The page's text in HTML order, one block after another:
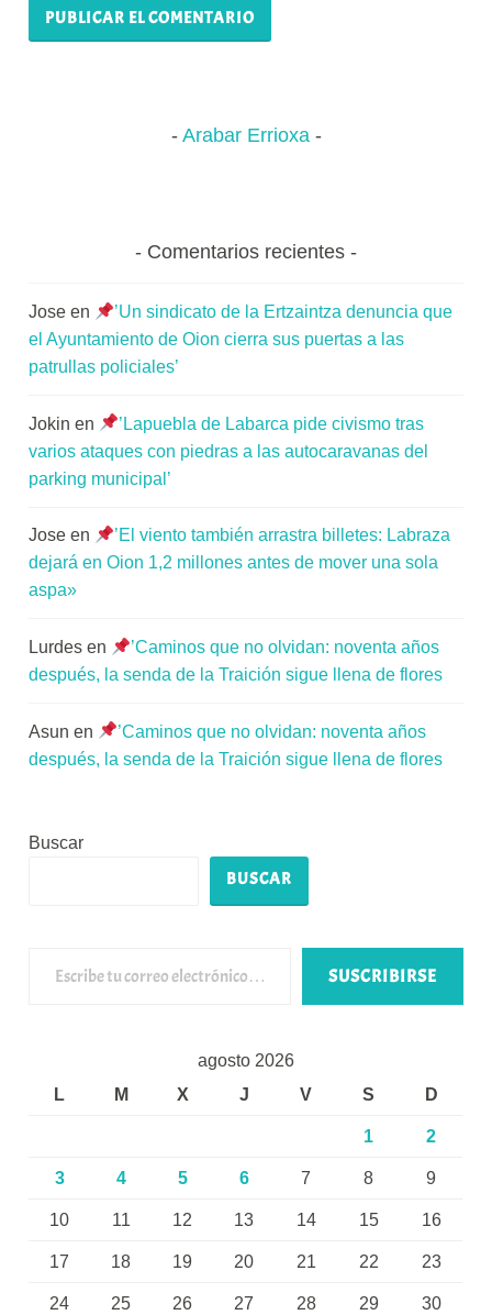
Arabar Errioxa
Comentarios recientes
Jose en
’Un sindicato de la Ertzaintza denuncia que
el Ayuntamiento de Oion cierra sus puertas a las
patrullas policiales’
Jokin en
’Lapuebla de Labarca pide civismo tras
varios ataques con piedras a las autocaravanas del
parking municipal’
Jose en
’El viento también arrastra billetes: Labraza
dejará en Oion 1,2 millones antes de mover una sola
aspa»
Lurdes en
’Caminos que no olvidan: noventa años
después, la senda de la Traición sigue llena de flores
Asun en
’Caminos que no olvidan: noventa años
después, la senda de la Traición sigue llena de flores
Buscar
BUSCAR
SUSCRIBIRSE
agosto 2026
L
M X J V S D
1 2
3 4 5 6 7 8 9
10 11 12 13 14 15 16
17 18 19 20 21 22 23
24 25 26 27 28 29 30